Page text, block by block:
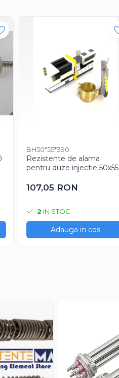
BH50*55*390
Rezistente de alama
pentru duze injectie 50x55
ridicata pentru productie
industriala
107,05 RON
2 IN STOC
Adauga in cos